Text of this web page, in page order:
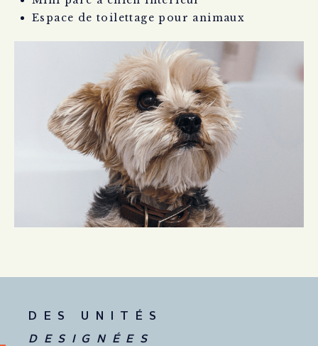
Espace de toilettage pour animaux
DES UNITÉS
DESIGNÉES